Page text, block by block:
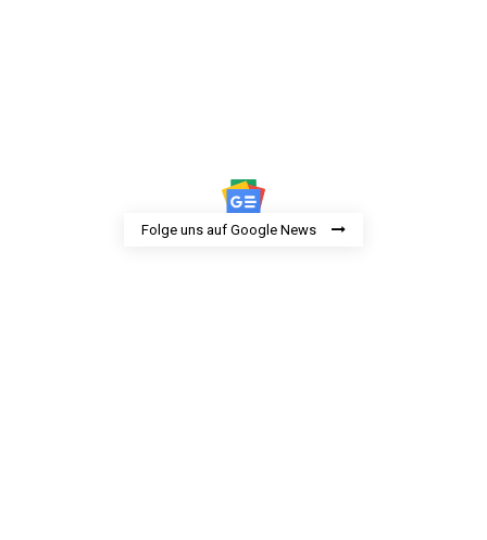
Folge uns auf Google News